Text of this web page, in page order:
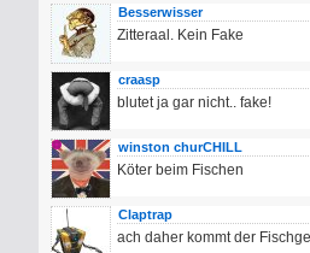
Besserwisser
Zitteraal. Kein Fake
craasp
blutet ja gar nicht.. fake!
winston churCHILL
Köter beim Fischen
Claptrap
ach daher kommt der